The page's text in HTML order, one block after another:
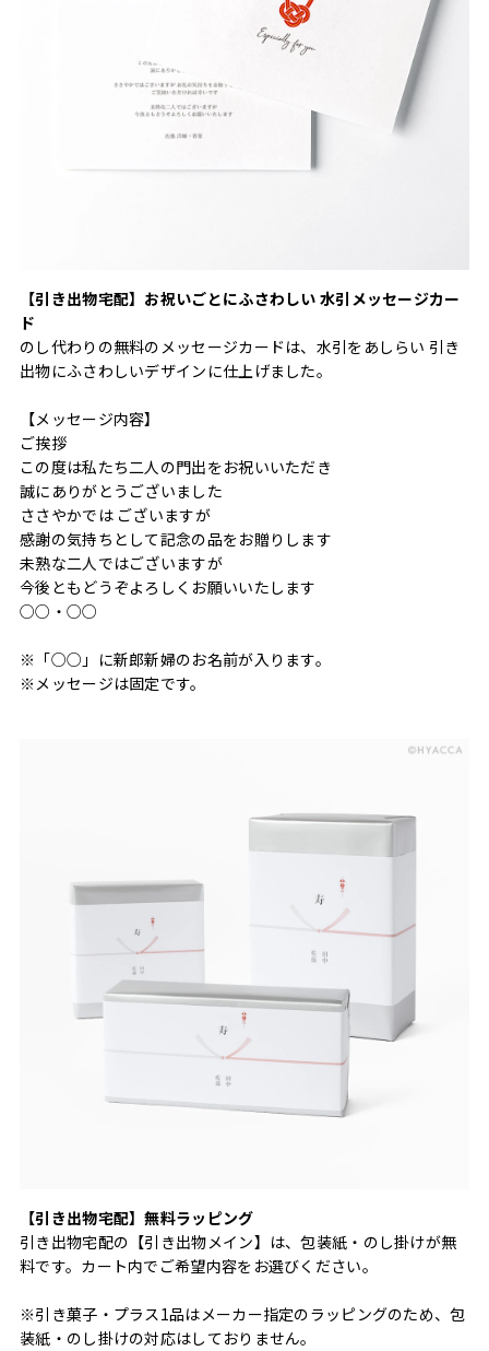
【引き出物宅配】お祝いごとにふさわしい 水引メッセージカー
ド
のし代わりの無料のメッセージカードは、水引をあしらい 引き
出物にふさわしいデザインに仕上げました。
【メッセージ内容】
ご挨拶
この度は私たち二人の門出をお祝いいただき
誠にありがとうございました
ささやかでは ございますが
感謝の気持ちとして記念の品をお贈りします
未熟な二人ではございますが
今後ともどうぞよろしくお願いいたします
○○・○○
※「○○」に新郎新婦のお名前が入ります。
※メッセージは固定です。
【引き出物宅配】無料ラッピング
引き出物宅配の【引き出物メイン】は、包装紙・のし掛けが無
料です。カート内でご希望内容をお選びください。
※引き菓子・プラス1品はメーカー指定のラッピングのため、包
装紙・のし掛けの対応はしておりません。